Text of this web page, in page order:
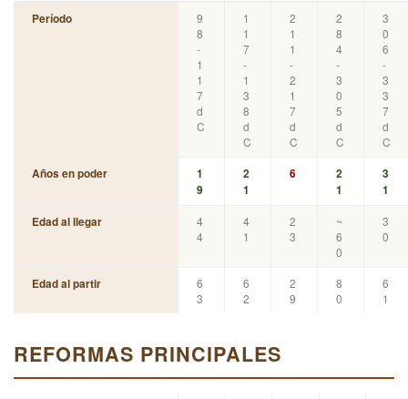
Período
9
8
-
1
1
7
d
C
1
1
7
-
1
3
8
d
C
2
1
1
-
2
1
7
d
C
2
8
4
-
3
0
5
d
C
3
0
6
-
3
3
7
d
C
Años en poder
1
9
2
1
6
2
1
3
1
Edad al llegar
4
4
4
1
2
3
~
6
0
3
0
Edad al partir
6
3
6
2
2
9
8
0
6
1
REFORMAS PRINCIPALES